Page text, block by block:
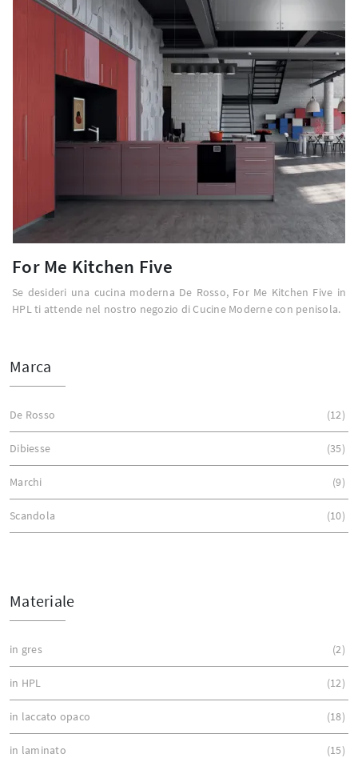
For Me Kitchen Five
Se desideri una cucina moderna De Rosso, For Me Kitchen Five in
HPL ti attende nel nostro negozio di Cucine Moderne con penisola.
Marca
De Rosso 12
Dibiesse 35
Marchi 9
Scandola 10
Materiale
in gres 2
in HPL 12
in laccato opaco 18
in laminato 15